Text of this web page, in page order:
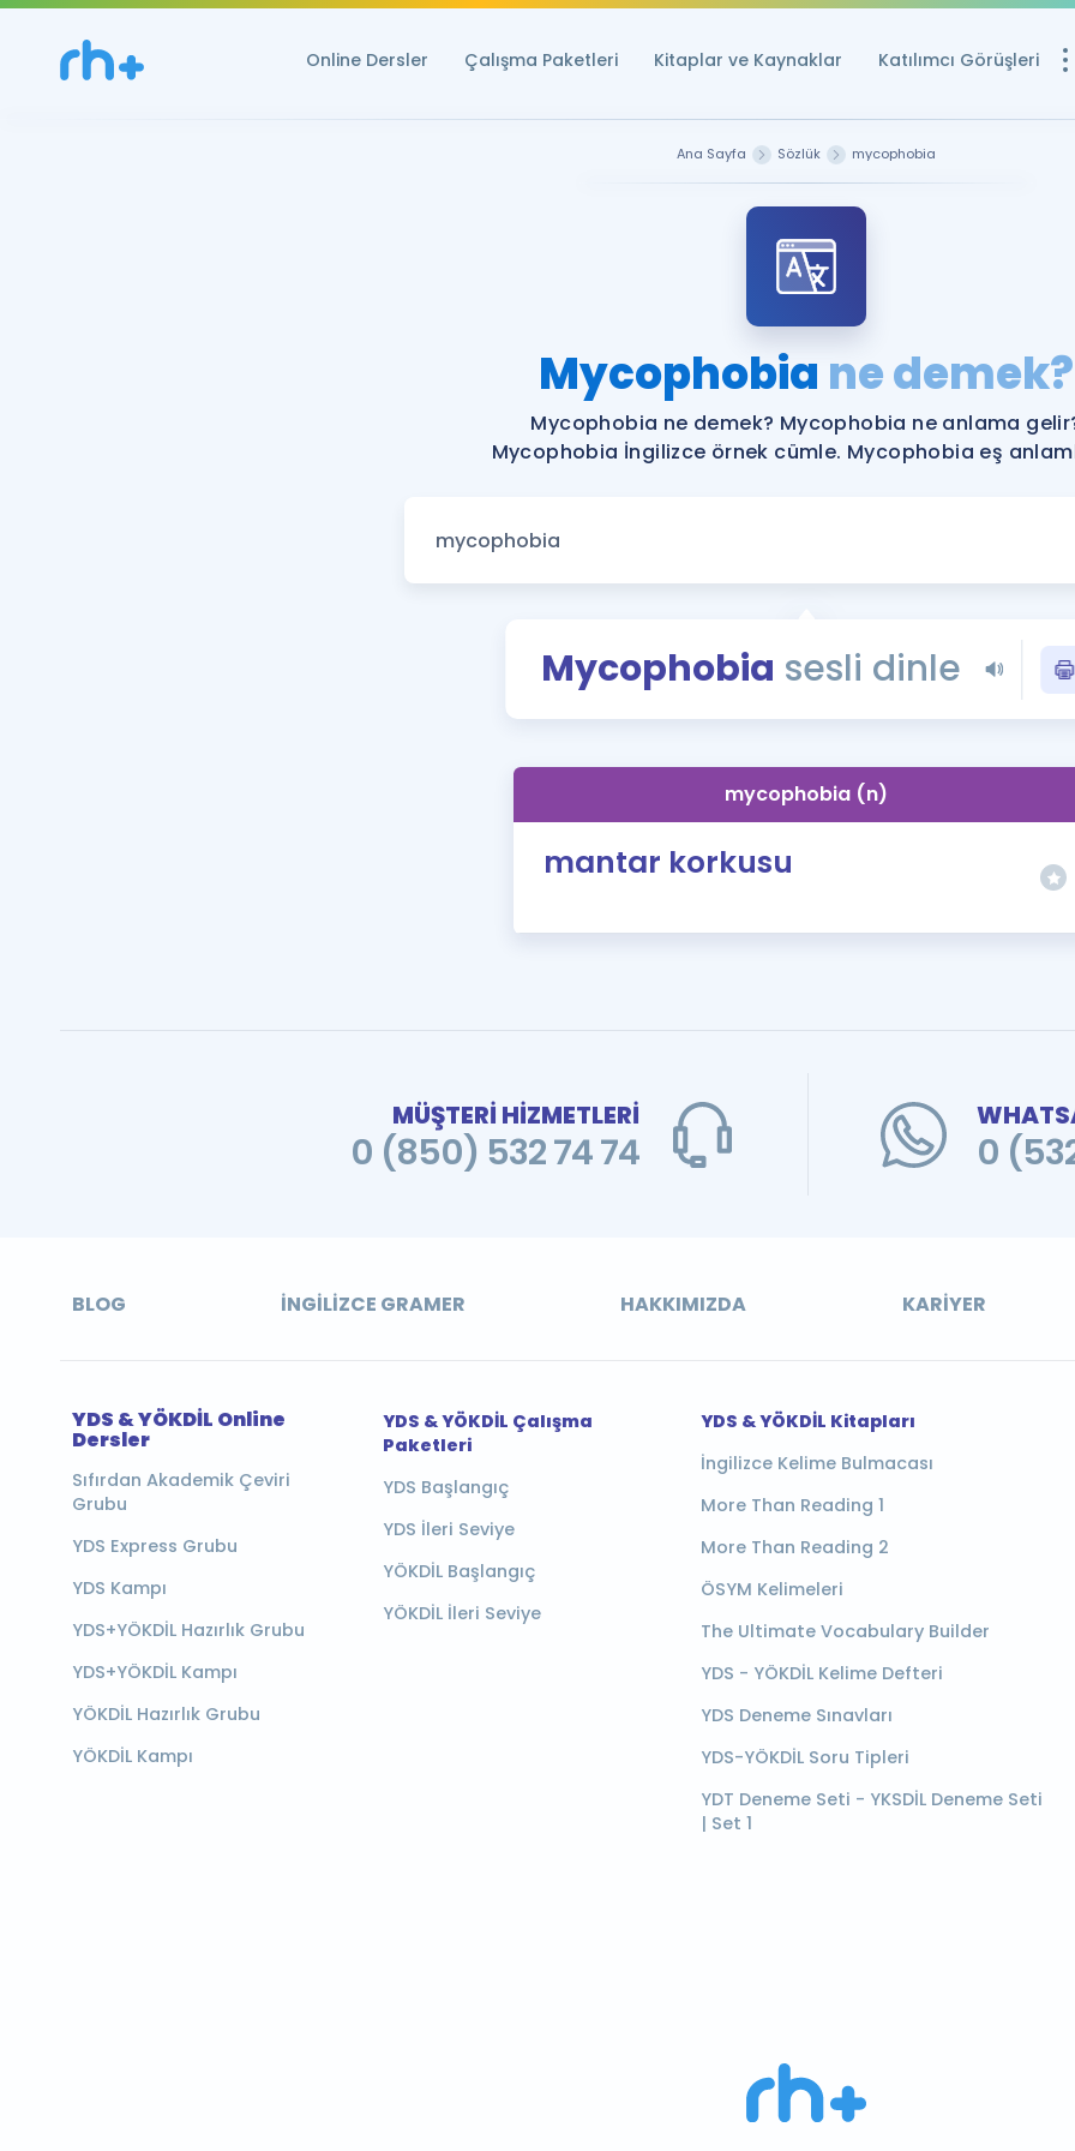
Online Dersler Çalışma Paketleri Kitaplar ve Kaynaklar Katılımcı Görüşleri
Ücretsiz
YDS ve YÖKDİL
YDS ve YÖKDİL'e
Tüm ÖSYM
Blog
YDS - YÖKDİL
İngilizce
Ana Sayfa Sözlük mycophobia
Mycophobia ne demek?
Mycophobia ne demek? Mycophobia ne anlama
Mycophobia İngilizce örnek cümle. Mycophobia eş
Mycophobia sesli dinle
mycophobia (n)
mantar korkusu
MÜŞTERİ HİZMETLERİ
0 (850) 532 74 74 0
BLOG İNGILIZCE GRAMER HAKKIMIZDA KARIYER
YDS & YÖKDİL Online
Dersler
Sıfırdan Akademik Çeviri
Grubu
YDS Express Grubu
YDS Kampı
YDS+YÖKDİL Hazırlık Grubu
YDS+YÖKDİL Kampı
YÖKDİL Hazırlık Grubu
YÖKDİL Kampı
YDS & YÖKDİL Çalışma
Paketleri
YDS Başlangıç
YDS İleri Seviye
YÖKDİL Başlangıç
YÖKDİL İleri Seviye
YDS & YÖKDİL Kitapları
İngilizce Kelime Bulmacası
More Than Reading 1
More Than Reading 2
ÖSYM Kelimeleri
The Ultimate Vocabulary Builder
YDS - YÖKDİL Kelime Defteri
YDS Deneme Sınavları
YDS-YÖKDİL Soru Tipleri
YDT Deneme Seti - YKSDİL Deneme Seti
| Set 1